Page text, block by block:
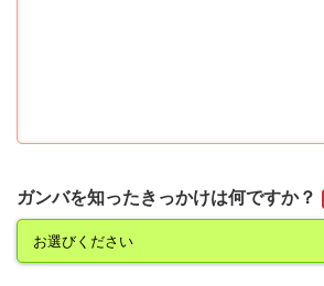
ガンバを知ったきっかけは何ですか？